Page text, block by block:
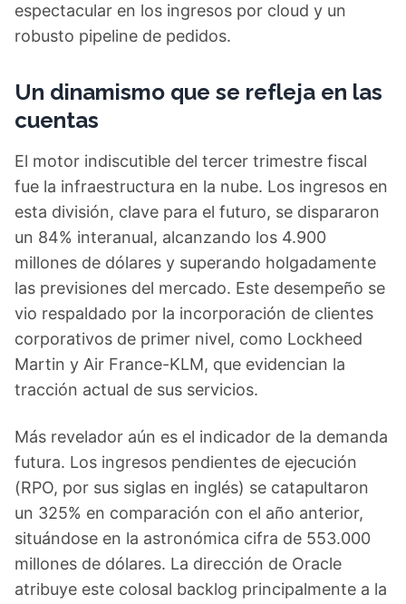
espectacular en los ingresos por cloud y un
robusto pipeline de pedidos.
Un dinamismo que se refleja en las
cuentas
El motor indiscutible del tercer trimestre fiscal
fue la infraestructura en la nube. Los ingresos en
esta división, clave para el futuro, se dispararon
un 84% interanual, alcanzando los 4.900
millones de dólares y superando holgadamente
las previsiones del mercado. Este desempeño se
vio respaldado por la incorporación de clientes
corporativos de primer nivel, como Lockheed
Martin y Air France-KLM, que evidencian la
tracción actual de sus servicios.
Más revelador aún es el indicador de la demanda
futura. Los ingresos pendientes de ejecución
(RPO, por sus siglas en inglés) se catapultaron
un 325% en comparación con el año anterior,
situándose en la astronómica cifra de 553.000
millones de dólares. La dirección de Oracle
atribuye este colosal backlog principalmente a la